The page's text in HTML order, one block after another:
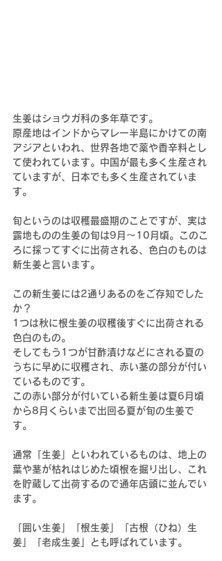
生姜はショウガ科の多年草です。
原産地はインドからマレー半島にかけての南
アジアといわれ、世界各地で薬や香辛料とし
て使われています。中国が最も多く生産され
ていますが、日本でも多く生産されていま
す。
旬というのは収穫最盛期のことですが、実は
露地ものの生姜の旬は9月～10月頃。
このこ
ろに採ってすぐに出荷される、色白のものは
新生姜と言います。
この新生姜には2通りあるのをご存知でした
か？
1つは秋に根生姜の収穫後すぐに出荷される
色白のもの。
そしてもう1つが甘酢漬けなどにされる夏の
うちに早めに収穫され、赤い茎の部分が付い
ているものです。
この赤い部分が付いている新生姜は夏6月頃
から8月くらいまで出回る夏が旬の生姜で
す。
通常「生姜」といわれているものは、地上の
葉や茎が枯れはじめた頃根を掘り出し、これ
を貯蔵して出荷するので通年店頭に並んでい
ます。
「囲い生姜」「根生姜」「古根（ひね）生
姜」「老成生姜」とも呼ばれています。